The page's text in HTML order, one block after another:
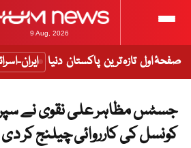
9 Aug, 2026
صفحۂ اول تازہ ترین پاکستان دنیا ایران-
جسٹس مظاہر علی نقوی نے
کونسل کی کارروائی چیلنج کر دی